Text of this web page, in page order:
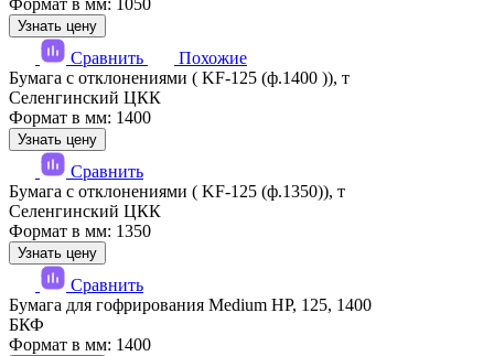
Формат в мм: 1050
Узнать цену
Сравнить
Похожие
Бумага с отклонениями ( KF-125 (ф.1400 )), т
Селенгинский ЦКК
Формат в мм: 1400
Узнать цену
Сравнить
Бумага с отклонениями ( KF-125 (ф.1350)), т
Селенгинский ЦКК
Формат в мм: 1350
Узнать цену
Сравнить
Бумага для гофрирования Medium HP, 125, 1400
БКФ
Формат в мм: 1400